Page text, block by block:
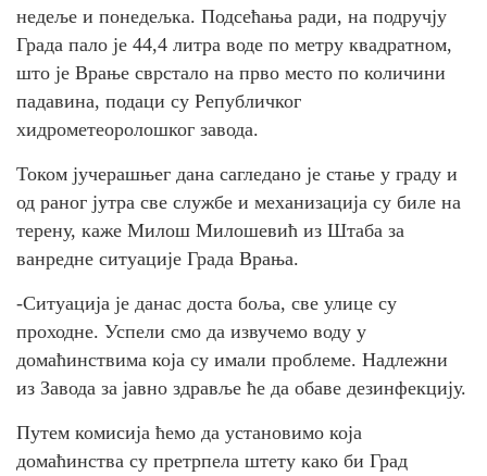
недеље и понедељка. Подсећања ради, на подручју
Града пало је 44,4 литра воде по метру квадратном,
што је Врање сврстало на прво место по количини
падавина, подаци су Републичког
хидрометеоролошког завода.
Током јучерашњег дана сагледано је стање у граду и
од раног јутра све службе и механизација су биле на
терену, каже Милош Милошевић из Штаба за
ванредне ситуације Града Врања.
-Ситуација је данас доста боља, све улице су
проходне. Успели смо да извучемо воду у
домаћинствима која су имали проблеме. Надлежни
из Завода за јавно здравље ће да обаве дезинфекцију.
Путем комисија ћемо да установимо која
домаћинства су претрпела штету како би Град